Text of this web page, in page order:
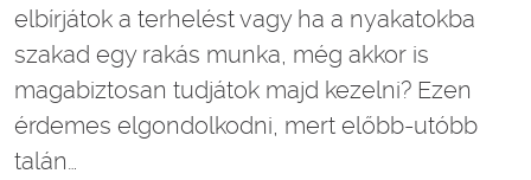
elbírjátok a terhelést vagy ha a nyakatokba
szakad egy rakás munka, még akkor is
magabiztosan tudjátok majd kezelni? Ezen
érdemes elgondolkodni, mert előbb-utóbb
talán…